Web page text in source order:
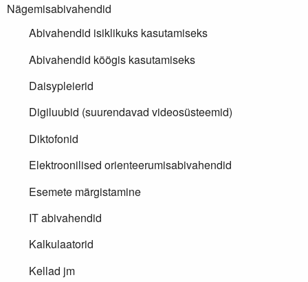
Nägemisabivahendid
Abivahendid isiklikuks kasutamiseks
Abivahendid köögis kasutamiseks
Daisypleierid
Digiluubid (suurendavad videosüsteemid)
Diktofonid
Elektroonilised orienteerumisabivahendid
Esemete märgistamine
IT abivahendid
Kalkulaatorid
Kellad jm